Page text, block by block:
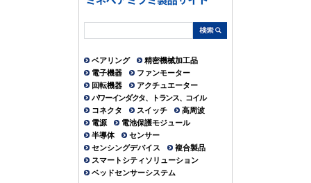
ベアリング
精密機械加工品
電子機器
ファンモーター
回転機器
アクチュエーター
パワーインダクタ、トランス、コイル
コネクタ
スイッチ
高周波
電源
電池保護モジュール
半導体
センサー
センシングデバイス
複合製品
スマートシティソリューション
ベッドセンサーシステム